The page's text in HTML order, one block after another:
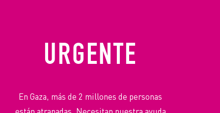
URGENTE
En Gaza, más de 2 millones de personas